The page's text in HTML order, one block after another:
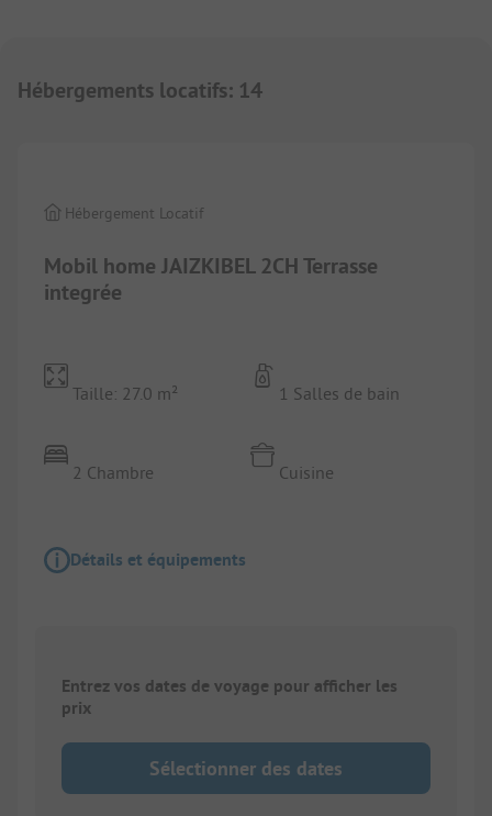
Hébergements locatifs: 14
Mobil home JAIZKIBEL 2CH Terrasse
integrée
Hébergement Locatif
Taille: 27.0 m²
2 Chambre
1 Salles de bain
Cuisine
Détails et équipements
Entrez vos dates de voyage pour afficher les
prix
Sélectionner des dates